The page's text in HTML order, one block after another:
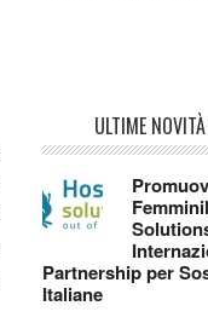
ULTIME
Partnership per
Italiane